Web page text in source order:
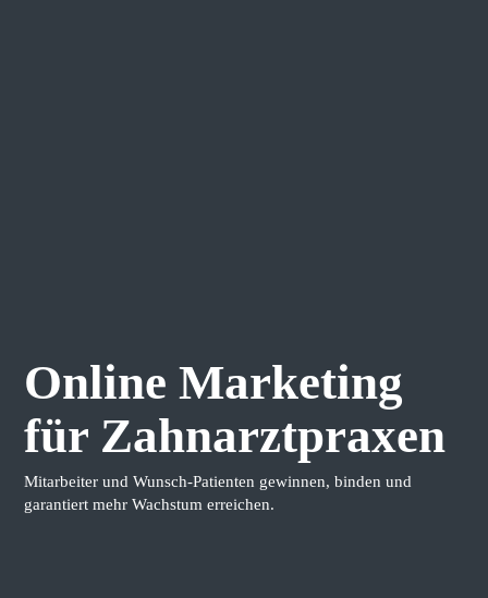
Online Marketing
für Zahnarztpraxen
Mitarbeiter und Wunsch-Patienten gewinnen, binden und
garantiert mehr Wachstum erreichen.